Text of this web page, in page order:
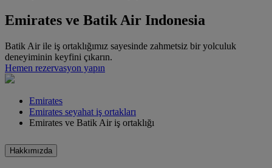
Emirates ve Batik Air Indonesia
Batik Air ile iş ortaklığımız sayesinde zahmetsiz bir yolculuk
deneyiminin keyfini çıkarın.
Hemen rezervasyon yapın
Emirates
Emirates seyahat iş ortakları
Emirates ve Batik Air iş ortaklığı
Hakkımızda